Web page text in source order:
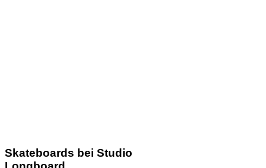
Skateboards bei Studio